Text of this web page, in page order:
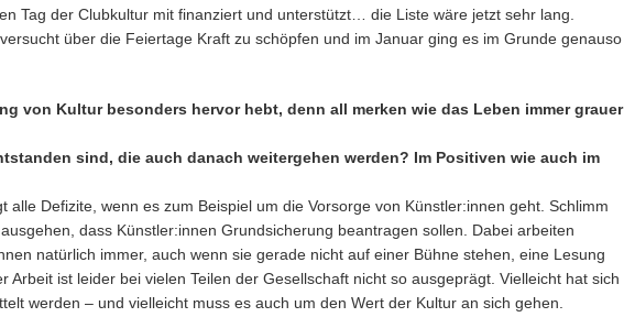
Tag der Clubkultur mit finanziert und unterstützt… die Liste wäre jetzt sehr lang.
über die Feiertage Kraft zu schöpfen und im Januar ging es im Grunde genauso
von Kultur besonders hervor hebt, denn all merken wie das Leben immer grauer
sind, die auch danach weitergehen werden? Im Positiven wie auch im
Defizite, wenn es zum Beispiel um die Vorsorge von Künstler:innen geht. Schlimm
dass Künstler:innen Grundsicherung beantragen sollen. Dabei arbeiten
natürlich immer, auch wenn sie gerade nicht auf einer Bühne stehen, eine Lesung
ist leider bei vielen Teilen der Gesellschaft nicht so ausgeprägt. Vielleicht hat sich
werden – und vielleicht muss es auch um den Wert der Kultur an sich gehen.